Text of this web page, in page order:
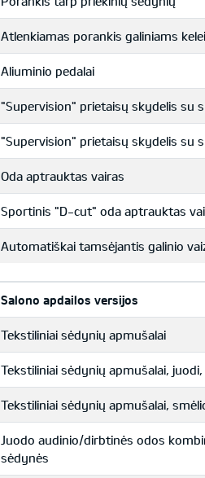
Atlenkiamas porankis galiniams
Aliuminio pedalai
"Supervision" prietaisų skydelis su
"Supervision" prietaisų skydelis su
Oda aptrauktas vairas
Sportinis "D-cut" oda aptrauktas
Automatiškai tamsėjantis galinio
Salono apdailos versijos
Tekstiliniai sėdynių apmušalai
Tekstiliniai sėdynių apmušalai, juodi,
Tekstiliniai sėdynių apmušalai,
Juodo audinio/dirbtinės odos
sėdynės